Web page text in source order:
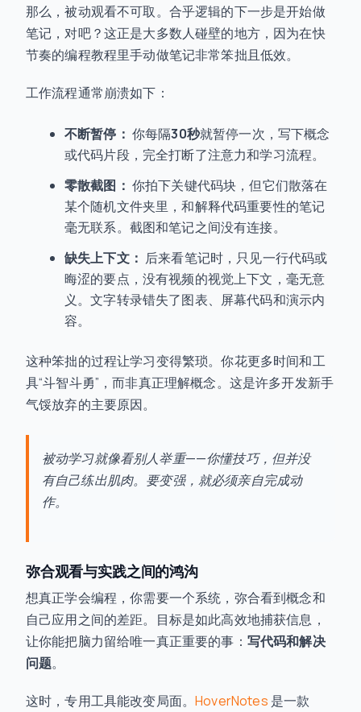
那么，被动观看不可取。合乎逻辑的下一步是开始做
笔记，对吧？这正是大多数人碰壁的地方，因为在快
节奏的编程教程里手动做笔记非常笨拙且低效。
工作流程通常崩溃如下：
不断暂停： 你每隔30秒就暂停一次，写下概念
或代码片段，完全打断了注意力和学习流程。
零散截图： 你拍下关键代码块，但它们散落在
某个随机文件夹里，和解释代码重要性的笔记
毫无联系。截图和笔记之间没有连接。
缺失上下文： 后来看笔记时，只见一行代码或
晦涩的要点，没有视频的视觉上下文，毫无意
义。文字转录错失了图表、屏幕代码和演示内
容。
这种笨拙的过程让学习变得繁琐。你花更多时间和工
具“斗智斗勇”，而非真正理解概念。这是许多开发新手
气馁放弃的主要原因。
被动学习就像看别人举重——你懂技巧，但并没
有自己练出肌肉。要变强，就必须亲自完成动
作。
弥合观看与实践之间的鸿沟
想真正学会编程，你需要一个系统，弥合看到概念和
自己应用之间的差距。目标是如此高效地捕获信息，
让你能把脑力留给唯一真正重要的事： 写代码和解决
问题。
这时，专用工具能改变局面。HoverNotes 是一款